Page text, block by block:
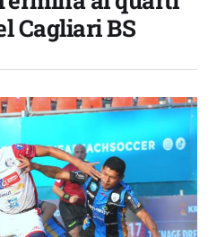
Cagliari BS